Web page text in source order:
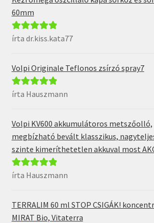
60mm
Értékelés:5 /
írta dr.kiss.kata77
Volpi Originale Teflonos zsírzó spray7
Értékelés:5/
írta Hauszmann
Volpi KV600 akkumulátoros metszőolló,
megbízható bevált klasszikus,
szinte kimeríthetetlen akkuval most
Értékelés:5/
írta Hauszmann
TERRALIM 60 ml STOP CSIGÁK!
MIRAT Bio, Vitaterra